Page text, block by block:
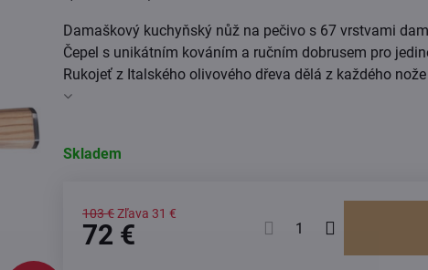
Damaškový kuchyňský nůž na pečivo s 67 vrstvami
Čepel s unikátním kováním a ručním dobrusem pro
Rukojeť z Italského olivového dřeva dělá z každého
Skladem
103 €Zľava 31 €
72 €